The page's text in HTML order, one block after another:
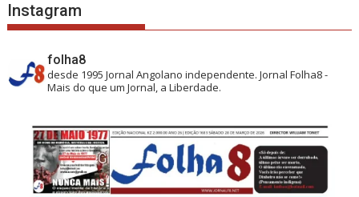
Instagram
folha8
desde 1995 Jornal Angolano independente.Jornal Folha8 -
Mais do que um Jornal, a Liberdade.